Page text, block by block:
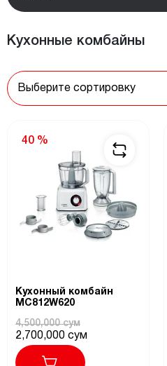
Кухонные комбайны
Выберите сортировку
40 %
Кухонный комбайн
MC812W620
4,500,000 сум
2,700,000 сум